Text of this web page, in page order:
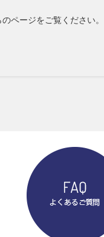
ページをご覧ください。